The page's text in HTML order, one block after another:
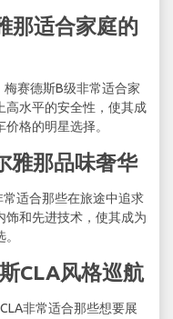
那适合家庭的
梅赛德斯B级非常适合家
高水平的安全性，使其成
格的明星选择。
雅那品味奢华
适合那些在旅途中追求
饰和先进技术，使其成为
CLA风格巡航
非常适合那些想要展